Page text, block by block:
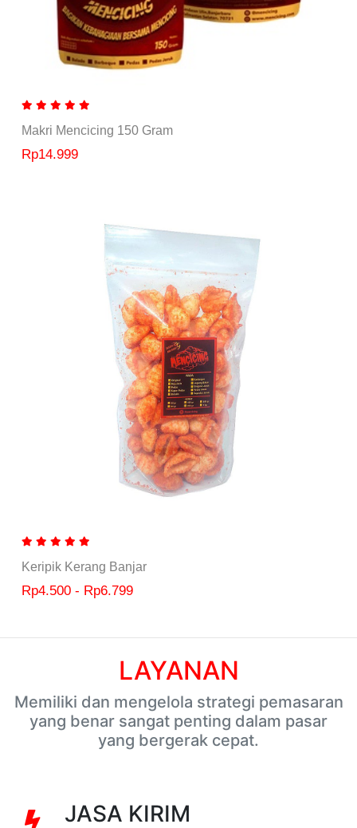
Makri Mencicing 150 Gram
Rp14.999
Keripik Kerang Banjar
Rp4.500 - Rp6.799
LAYANAN
Memiliki dan mengelola strategi pemasaran
yang benar sangat penting dalam pasar
yang bergerak cepat.
JASA KIRIM